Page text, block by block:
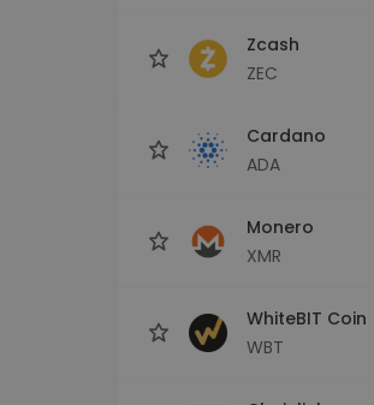
Zcash
ZEC
Cardano
ADA
Monero
XMR
WhiteBIT Coin
WBT